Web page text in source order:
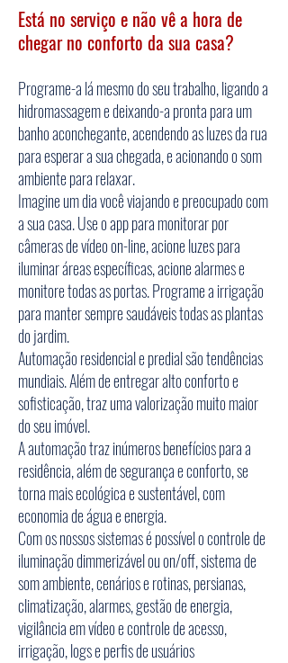
Está no serviço e não vê a hora de
chegar no conforto da sua casa?
Programe-a lá mesmo do seu trabalho, ligando a
hidromassagem e deixando-a pronta para um
banho aconchegante, acendendo as luzes da rua
para esperar a sua chegada, e acionando o som
ambiente para relaxar.
Imagine um dia você viajando e preocupado com
a sua casa. Use o app para monitorar por
câmeras de vídeo on-line, acione luzes para
iluminar áreas específicas, acione alarmes e
monitore todas as portas. Programe a irrigação
para manter sempre saudáveis todas as plantas
do jardim.
Automação residencial e predial são tendências
mundiais. Além de entregar alto conforto e
sofisticação, traz uma valorização muito maior
do seu imóvel.
A automação traz inúmeros benefícios para a
residência, além de segurança e conforto, se
torna mais ecológica e sustentável, com
economia de água e energia.
Com os nossos sistemas é possível o controle de
iluminação dimmerizável ou on/off, sistema de
som ambiente, cenários e rotinas, persianas,
climatização, alarmes, gestão de energia,
vigilância em vídeo e controle de acesso,
irrigação, logs e perfis de usuários